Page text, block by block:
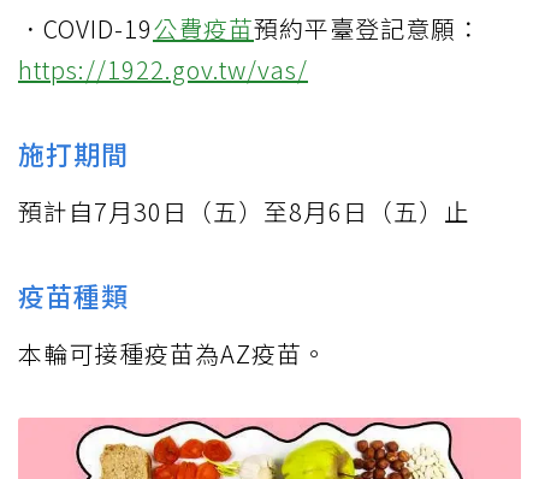
．COVID-19公費疫苗預約平臺登記意願：
https://1922.gov.tw/vas/
施打期間
預計自7月30日（五）至8月6日（五）止
疫苗種類
本輪可接種疫苗為AZ疫苗。